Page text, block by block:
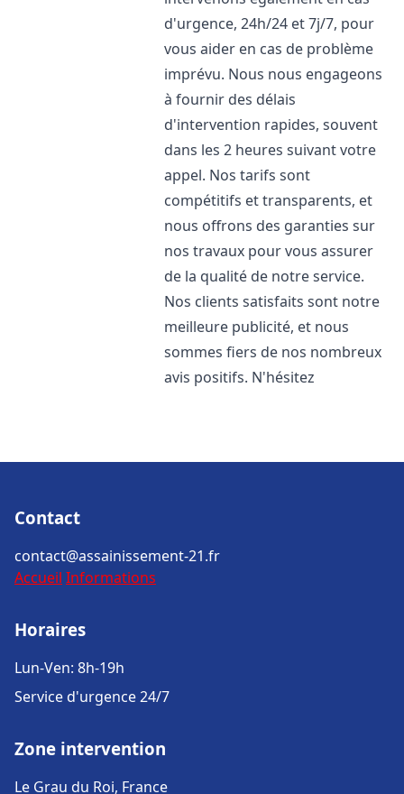
d'urgence, 24h/24 et 7j/7, pour
vous aider en cas de problème
imprévu. Nous nous engageons
à fournir des délais
d'intervention rapides, souvent
dans les 2 heures suivant votre
appel. Nos tarifs sont
compétitifs et transparents, et
nous offrons des garanties sur
nos travaux pour vous assurer
de la qualité de notre service.
Nos clients satisfaits sont notre
meilleure publicité, et nous
sommes fiers de nos nombreux
avis positifs. N'hésitez
Contact
contact@assainissement-21.fr
Accueil Informations
Horaires
Lun-Ven: 8h-19h
Service d'urgence 24/7
Zone intervention
Le Grau du Roi, France